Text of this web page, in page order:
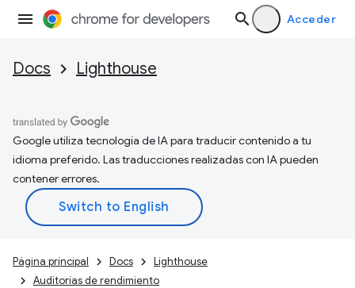
Acceder
Docs Lighthouse
Google utiliza tecnología de IA para traducir contenido a tu
idioma preferido. Las traducciones realizadas con IA pueden
contener errores.
Página principal Docs
Lighthouse
Auditorías de rendimiento